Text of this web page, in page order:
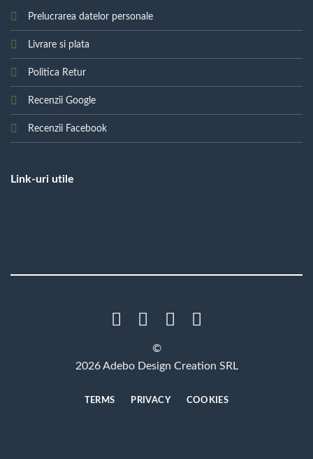
Prelucrarea datelor personale
Livrare si plata
Politica Retur
Recenzii Google
Recenzii Facebook
Link-uri utile
©
2026 Adebo Design Creation SRL
TERMS PRIVACY COOKIES